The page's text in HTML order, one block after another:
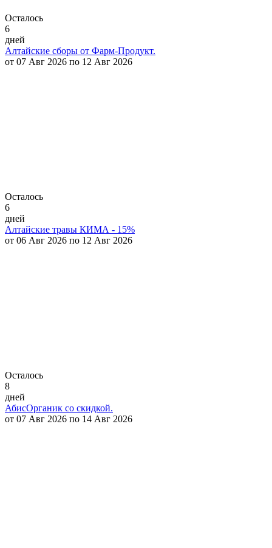
Осталось
6
дней
Алтайские сборы от Фарм-Продукт.
от 07 Авг 2026 по 12 Авг 2026
Осталось
6
дней
Алтайские травы КИМА - 15%
от 06 Авг 2026 по 12 Авг 2026
Осталось
8
дней
АбисОрганик со скидкой.
от 07 Авг 2026 по 14 Авг 2026